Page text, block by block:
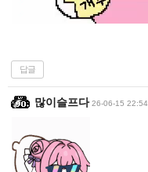
답글
많이슬프다 26-06-15 22:54